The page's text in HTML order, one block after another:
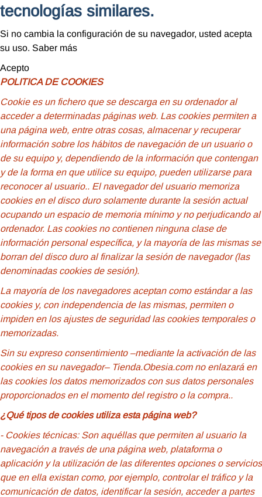
tecnologías similares.
Si no cambia la configuración de su navegador, usted acepta
su uso. Saber más
Acepto
POLITICA DE COOKIES
Cookie es un fichero que se descarga en su ordenador al
acceder a determinadas páginas web. Las cookies permiten a
una página web, entre otras cosas, almacenar y recuperar
información sobre los hábitos de navegación de un usuario o
de su equipo y, dependiendo de la información que contengan
y de la forma en que utilice su equipo, pueden utilizarse para
reconocer al usuario.. El navegador del usuario memoriza
cookies en el disco duro solamente durante la sesión actual
ocupando un espacio de memoria mínimo y no perjudicando al
ordenador. Las cookies no contienen ninguna clase de
información personal específica, y la mayoría de las mismas se
borran del disco duro al finalizar la sesión de navegador (las
denominadas cookies de sesión).
La mayoría de los navegadores aceptan como estándar a las
cookies y, con independencia de las mismas, permiten o
impiden en los ajustes de seguridad las cookies temporales o
memorizadas.
Sin su expreso consentimiento –mediante la activación de las
cookies en su navegador– Tienda.Obesia.com no enlazará en
las cookies los datos memorizados con sus datos personales
proporcionados en el momento del registro o la compra..
¿Qué tipos de cookies utiliza esta página web?
- Cookies técnicas: Son aquéllas que permiten al usuario la
navegación a través de una página web, plataforma o
aplicación y la utilización de las diferentes opciones o servicios
que en ella existan como, por ejemplo, controlar el tráfico y la
comunicación de datos, identificar la sesión, acceder a partes